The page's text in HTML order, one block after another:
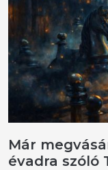
Már
évadra szóló